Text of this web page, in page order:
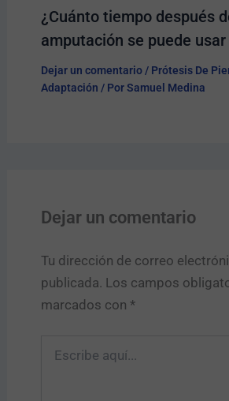
¿Cuánto tiempo después
amputación se puede
Dejar un comentario / Prótesis De
Adaptación / PorSamuel Medina
Dejar un comentario
Tu dirección de correo
publicada. Los campos
marcados con *
aquí...